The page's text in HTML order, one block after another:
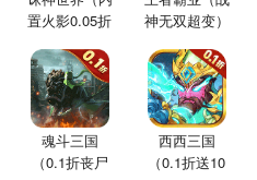
置火影0.05折
神无双超变）
魂斗三国
（0.1折丧尸
西西三国
（0.1折送10